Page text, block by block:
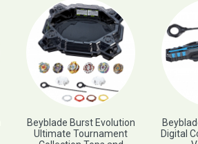
Beyblade Burst Evolution
Ultimate Tournament
Digital